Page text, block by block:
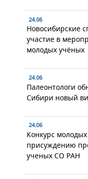
24.06
Новосибирские
участие в
молодых учёных
24.06
Палеонтологи
Сибири новый
24.06
Конкурс
присуждению
ученых СО РАН